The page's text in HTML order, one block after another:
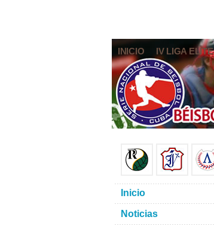
INICIO IV LIGA ELITE
Inicio
Noticias